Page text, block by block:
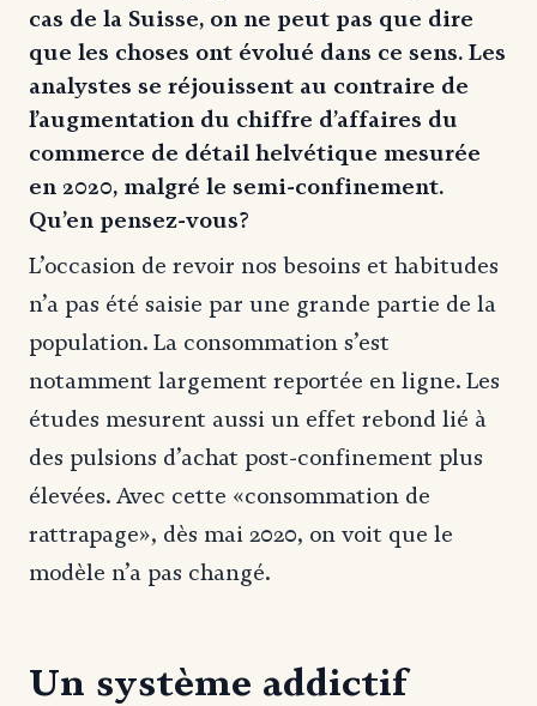
cas de la Suisse, on ne peut pas que dire
que les choses ont évolué dans ce sens. Les
analystes se réjouissent au contraire de
l’augmentation du chiffre d’affaires du
commerce de détail helvétique mesurée
en 2020, malgré le semi-confinement.
Qu’en pensez-vous?
L’occasion de revoir nos besoins et habitudes
n’a pas été saisie par une grande partie de la
population. La consommation s’est
notamment largement reportée en ligne. Les
études mesurent aussi un effet rebond lié à
des pulsions d’achat post-confinement plus
élevées. Avec cette «consommation de
rattrapage», dès mai 2020, on voit que le
modèle n’a pas changé.
Un système addictif